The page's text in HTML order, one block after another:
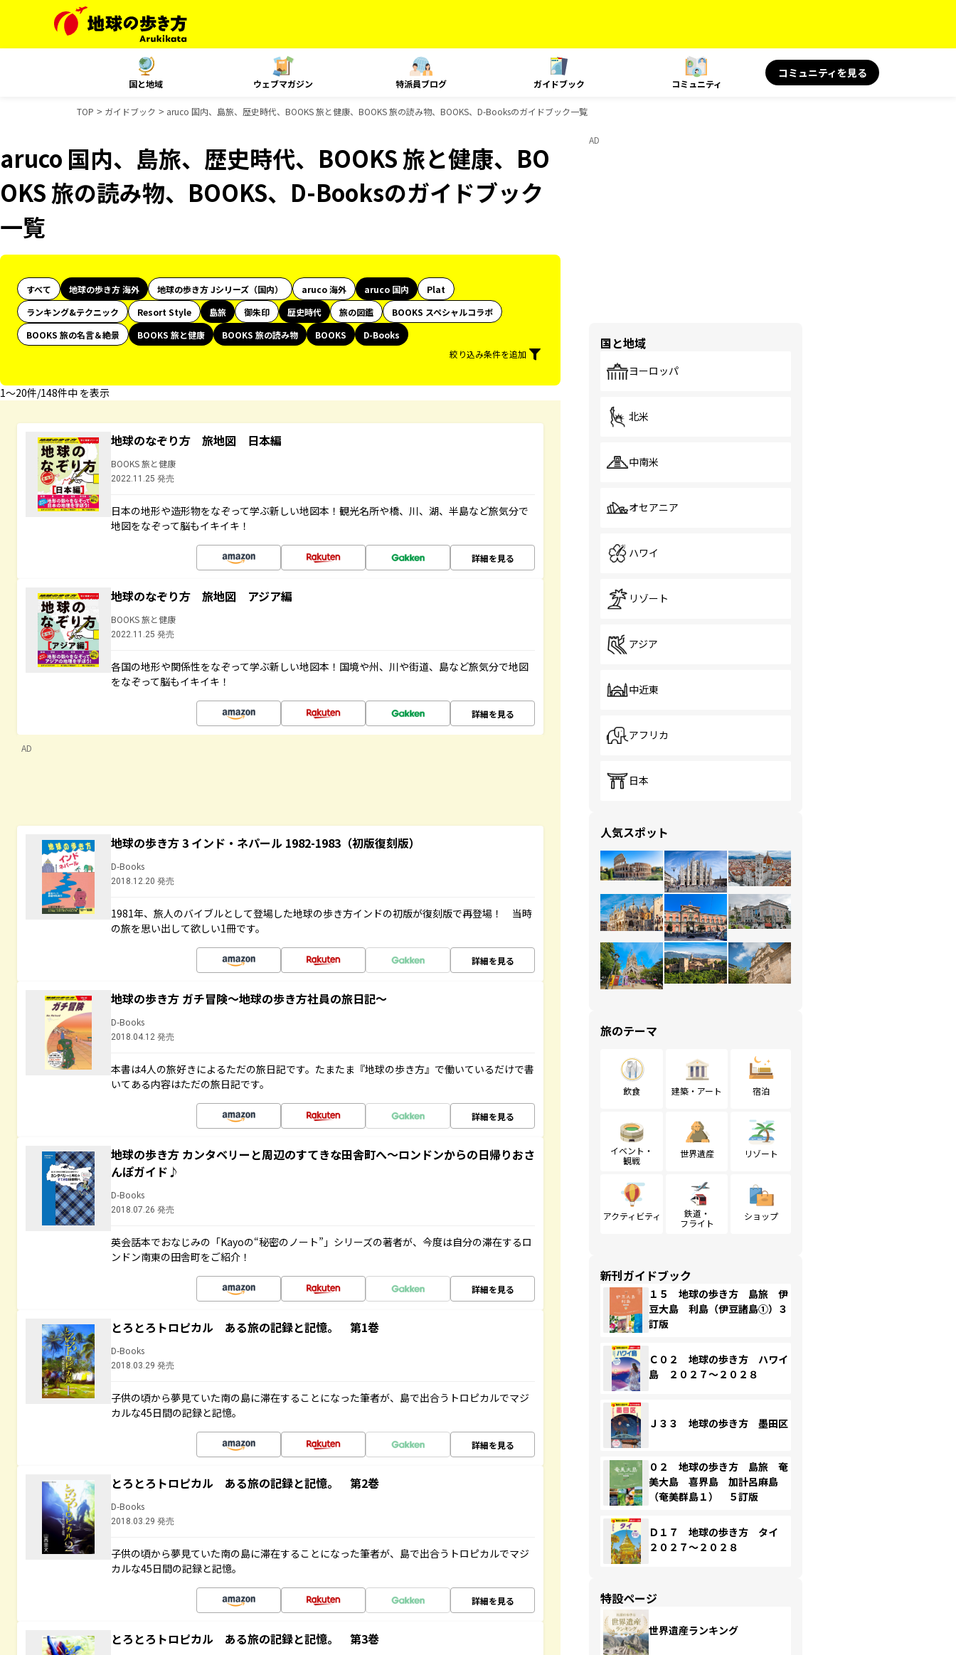
国と地域 ウェブマガジン 特派員ブログ ガイドブック コミュニティ
コミュニティを見る
TOP ガイドブック aruco 国内、島旅、歴史時代、BOOKS 旅と健康、BOOKS 旅の読み物、BOOKS、D-Booksのガイドブック一覧
aruco 国内、島旅、歴史時代、BOOKS 旅と健康、BO
OKS 旅の読み物、BOOKS、D-Booksのガイドブック
一覧
すべて 地球の歩き方 海外 地球の歩き方 Jシリーズ（国内） aruco 海外 aruco 国内
Plat
ランキング&テクニック
Resort Style 島旅 御朱印 歴史時代 旅の図鑑
BOOKS スペシャルコラボ
BOOKS 旅の名言＆絶景
BOOKS 旅と健康 BOOKS 旅の読み物 BOOKS
D-Books
絞り込み条件を追加
1〜20件/148件中 を表示
地球のなぞり方 旅地図 日本編
BOOKS 旅と健康
2022.11.25 発売
日本の地形や造形物をなぞって学ぶ新しい地図本！観光名所や橋、川、湖、半島など旅気分で
地図をなぞって脳もイキイキ！
詳細を見る
地球のなぞり方 旅地図 アジア編
BOOKS 旅と健康
2022.11.25 発売
各国の地形や関係性をなぞって学ぶ新しい地図本！国境や州、川や街道、島など旅気分で地図
をなぞって脳もイキイキ！
詳細を見る
AD
地球の歩き方 3 インド・ネパール 1982-1983（初版復刻版）
D-Books
2018.12.20 発売
1981年、旅人のバイブルとして登場した地球の歩き方インドの初版が復刻版で再登場！ 当時
の旅を思い出して欲しい1冊です。
詳細を見る
地球の歩き方 ガチ冒険～地球の歩き方社員の旅日記～
D-Books
2018.04.12 発売
本書は4人の旅好きによるただの旅日記です。たまたま『地球の歩き方』で働いているだけで書
いてある内容はただの旅日記です。
詳細を見る
地球の歩き方 カンタベリーと周辺のすてきな田舎町へ～ロンドンからの日帰りおさ
んぽガイド♪
D-Books
2018.07.26 発売
英会話本でおなじみの「Kayoの“秘密のノート”」シリーズの著者が、今度は自分の滞在するロ
ンドン南東の田舎町をご紹介！
詳細を見る
とろとろトロピカル ある旅の記録と記憶。 第1巻
D-Books
2018.03.29 発売
子供の頃から夢見ていた南の島に滞在することになった筆者が、島で出合うトロピカルでマジ
カルな45日間の記録と記憶。
詳細を見る
とろとろトロピカル ある旅の記録と記憶。 第2巻
D-Books
2018.03.29 発売
子供の頃から夢見ていた南の島に滞在することになった筆者が、島で出合うトロピカルでマジ
カルな45日間の記録と記憶。
詳細を見る
とろとろトロピカル ある旅の記録と記憶。 第3巻
AD
国と地域
ヨーロッパ
北米
中南米
オセアニア
ハワイ
リゾート
アジア
中近東
アフリカ
日本
人気スポット
旅のテーマ
飲食 建築・アート 宿泊
イベント・
観戦
世界遺産 リゾート
アクティビティ
鉄道・
フライト
ショップ
新刊ガイドブック
１５ 地球の歩き方 島旅 伊
豆大島 利島（伊豆諸島①）３
訂版
Ｃ０２ 地球の歩き方 ハワイ
島 ２０２７～２０２８
Ｊ３３ 地球の歩き方 墨田区
０２ 地球の歩き方 島旅 奄
美大島 喜界島 加計呂麻島
（奄美群島１） ５訂版
Ｄ１７ 地球の歩き方 タイ
２０２７～２０２８
特設ページ
世界遺産ランキング